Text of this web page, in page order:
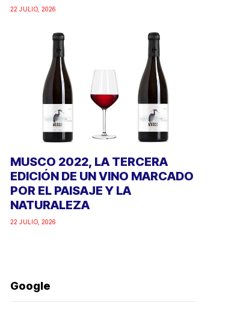
22 JULIO, 2026
MUSCO 2022, LA TERCERA
EDICIÓN DE UN VINO MARCADO
POR EL PAISAJE Y LA
NATURALEZA
22 JULIO, 2026
Google